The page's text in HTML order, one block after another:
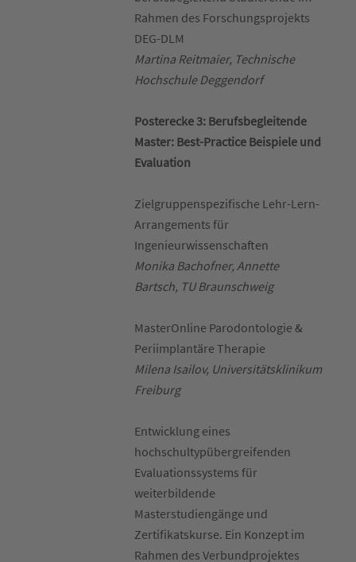
Rahmen des Forschungsprojekts
DEG-DLM
Martina Reitmaier, Technische
Hochschule Deggendorf
Posterecke 3: Berufsbegleitende
Master: Best-Practice Beispiele und
Evaluation
Zielgruppenspezifische Lehr-Lern-
Arrangements für
Ingenieurwissenschaften
Monika Bachofner, Annette
Bartsch, TU Braunschweig
MasterOnline Parodontologie &
Periimplantäre Therapie
Milena Isailov, Universitätsklinikum
Freiburg
Entwicklung eines
hochschultypübergreifenden
Evaluationssystems für
weiterbildende
Masterstudiengänge und
Zertifikatskurse. Ein Konzept im
Rahmen des Verbundprojektes